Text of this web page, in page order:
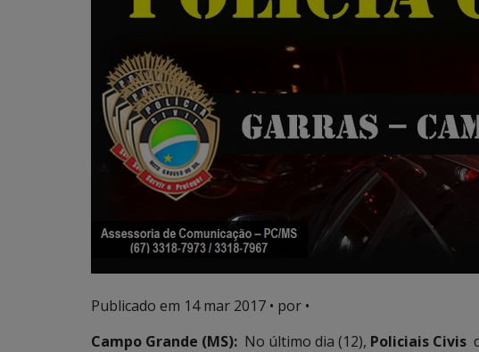
Publicado em 14 mar 2017 • por •
Campo Grande (MS): No último dia (12), Policiais Civis